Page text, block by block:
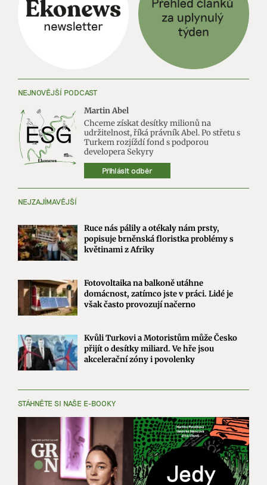
NEJNOVĚJŠÍ PODCAST
Martin Abel
Chceme získat desítky milionů na
udržitelnost, říká právník Abel. Po střetu s
Turkem rozjíždí fond s podporou
developera Sekyry
Přihlásit odběr
NEJZAJÍMAVĚJŠÍ
Ruce nás pálily a otékaly nám prsty,
popisuje brněnská floristka problémy s
květinami z Afriky
Fotovoltaika na balkoně utáhne
domácnost, zatímco jste v práci. Lidé je
však často provozují načerno
Kvůli Turkovi a Motoristům může Česko
přijít o desítky miliard. Ve hře jsou
akcelerační zóny i povolenky
STÁHNĚTE SI NAŠE E-BOOKY